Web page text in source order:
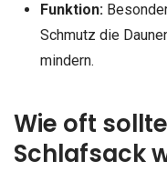
Funktion:
Schmutz die
mindern.
Wie oft
Schlafsack